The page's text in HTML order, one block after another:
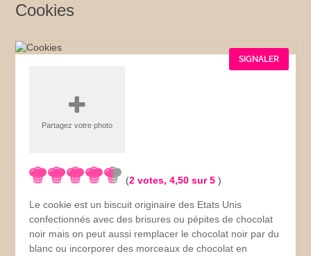
Cookies
SIGNALER
Partagez votre photo
(2 votes,4,50 sur 5)
Le cookie est un biscuit originaire des Etats Unis
confectionnés avec des brisures ou pépites de chocolat
noir mais on peut aussi remplacer le chocolat noir par du
blanc ou incorporer des morceaux de chocolat en